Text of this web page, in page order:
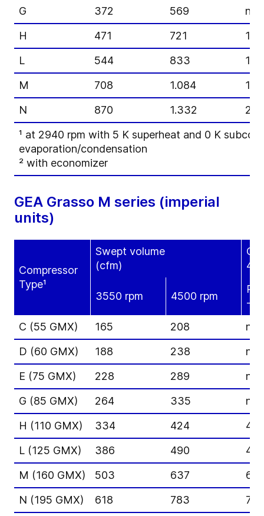
G 372 569
n/a
H
471 721
L
544 833
M
708 1.084
N
870 1.332
¹ at 2940 rpm with 5 K superheat and 0 K
evaporation/condensation
² with economizer
GEA Grasso M series (imperial
units)
Compressor
Type¹
Swept volume
(cfm)
3550 rpm 4500 rpm
-
C (55 GMX)
165 208
n/a
D (60 GMX)
188 238
n/a
E (75 GMX)
228 289
n/a
G (85 GMX)
264 335
n/a
H (110 GMX)
334 424
40
L (125 GMX)
386 490
46
M (160 GMX)
503 637
61
N (195 GMX)
618 783
75